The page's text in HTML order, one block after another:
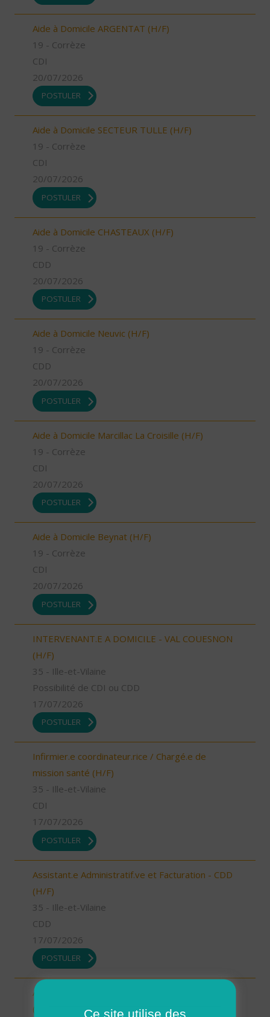
Aide à Domicile ARGENTAT (H/F)
19 - Corrèze
CDI
20/07/2026
POSTULER
Aide à Domicile SECTEUR TULLE (H/F)
19 - Corrèze
CDI
20/07/2026
POSTULER
Aide à Domicile CHASTEAUX (H/F)
19 - Corrèze
CDD
20/07/2026
POSTULER
Aide à Domicile Neuvic (H/F)
19 - Corrèze
CDD
20/07/2026
POSTULER
Aide à Domicile Marcillac La Croisille (H/F)
19 - Corrèze
CDI
20/07/2026
POSTULER
Aide à Domicile Beynat (H/F)
19 - Corrèze
CDI
20/07/2026
POSTULER
INTERVENANT.E A DOMICILE - VAL COUESNON
(H/F)
35 - Ille-et-Vilaine
Possibilité de CDI ou CDD
17/07/2026
POSTULER
Infirmier.e coordinateur.rice / Chargé.e de
mission santé (H/F)
35 - Ille-et-Vilaine
CDI
17/07/2026
POSTULER
Assistant.e Administratif.ve et Facturation - CDD
(H/F)
35 - Ille-et-Vilaine
CDD
17/07/2026
POSTULER
Assistant.e Administratif.ve et Facturation - CDI
(H/F)
Ce site utilise des